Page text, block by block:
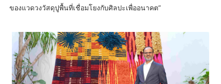
ของแวดวงวัสดุปูพื้นที่เชื่อมโยงกับศิลปะเพื่ออนาคต”